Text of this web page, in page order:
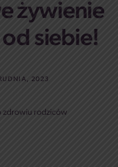
żywienie
siebie!
2023
zdrowiu rodziców